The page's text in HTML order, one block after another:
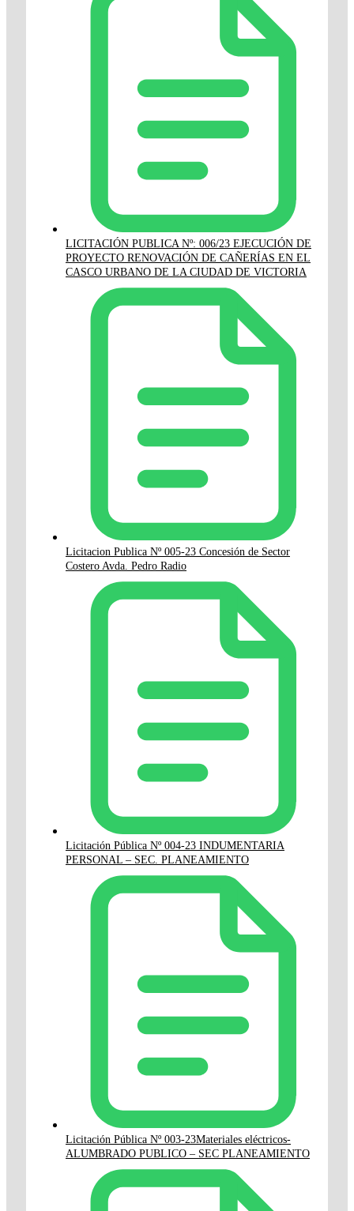
LICITACIÓN PUBLICA Nº: 006/23 EJECUCIÓN DE
PROYECTO RENOVACIÓN DE CAÑERÍAS EN EL
CASCO URBANO DE LA CIUDAD DE VICTORIA
Licitacion Publica Nº 005-23 Concesión de Sector
Costero Avda. Pedro Radio
Licitación Pública Nº 004-23 INDUMENTARIA
PERSONAL – SEC. PLANEAMIENTO
Licitación Pública Nº 003-23Materiales eléctricos-
ALUMBRADO PUBLICO – SEC PLANEAMIENTO